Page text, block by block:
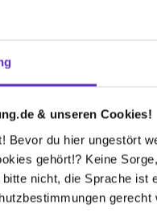
& unseren Cookies!
Bevor du hier ungestört
gehört!? Keine
bitte nicht, die Sprache
gerecht
im Lebenslauf
Sprachkenntnisse im